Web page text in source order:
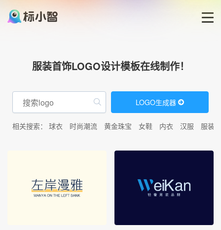
LOGO模板
服装首饰LOGO设计模板在线制作！
LOGO生成器
相关搜索： 球衣 时尚潮流 黄金珠宝 女鞋 内衣 汉服 服装店